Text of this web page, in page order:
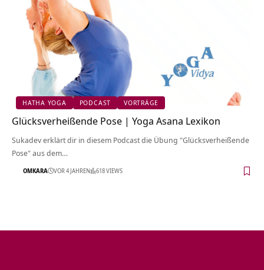
HATHA YOGA PODCAST VORTRÄGE
Glücksverheißende Pose | Yoga Asana Lexikon
Sukadev erklärt dir in diesem Podcast die Übung "Glücksverheißende
Pose" aus dem…
OMKARA VOR 4 JAHREN 618 VIEWS